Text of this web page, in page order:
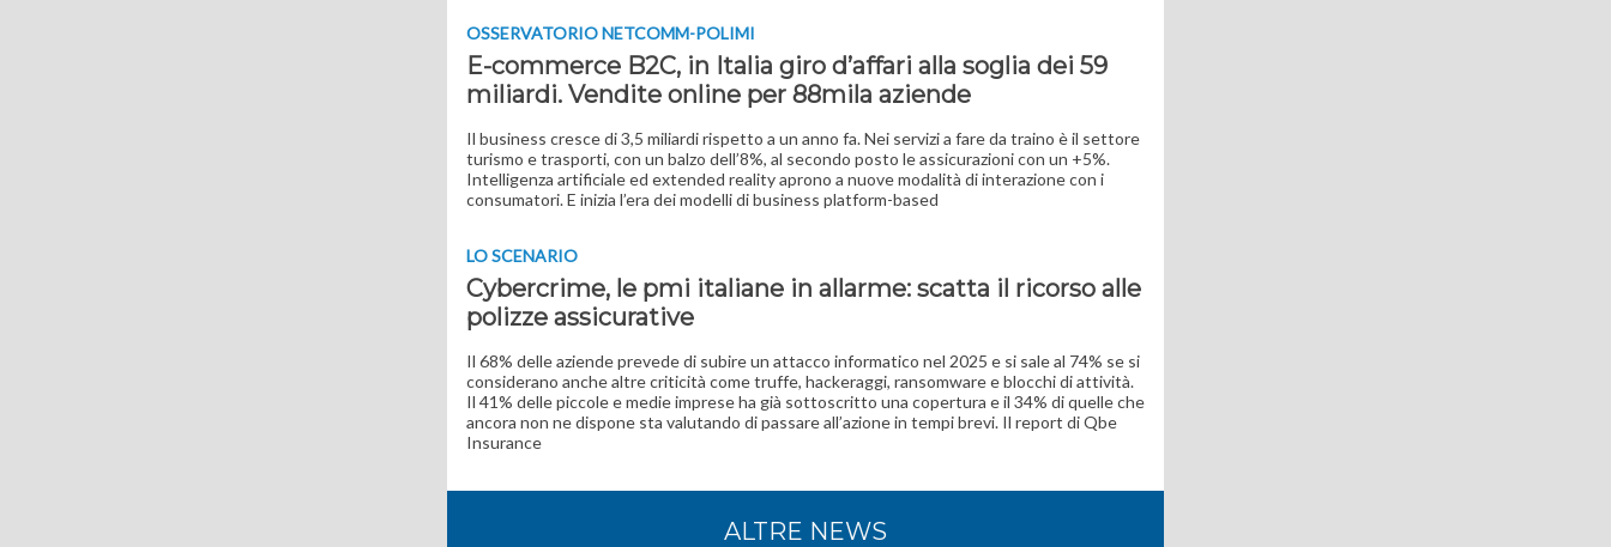
OSSERVATORIO NETCOMM-POLIMI
E-commerce B2C, in Italia giro d’affari alla soglia dei 59
miliardi. Vendite online per 88mila aziende
Il business cresce di 3,5 miliardi rispetto a un anno fa. Nei servizi a fare da traino è il settore
turismo e trasporti, con un balzo dell’8%, al secondo posto le assicurazioni con un +5%.
Intelligenza artificiale ed extended reality aprono a nuove modalità di interazione con i
consumatori. E inizia l’era dei modelli di business platform-based
LO SCENARIO
Cybercrime, le pmi italiane in allarme: scatta il ricorso alle
polizze assicurative
Il 68% delle aziende prevede di subire un attacco informatico nel 2025 e si sale al 74% se si
considerano anche altre criticità come truffe, hackeraggi, ransomware e blocchi di attività.
Il 41% delle piccole e medie imprese ha già sottoscritto una copertura e il 34% di quelle che
ancora non ne dispone sta valutando di passare all’azione in tempi brevi. Il report di Qbe
Insurance
ALTRE NEWS